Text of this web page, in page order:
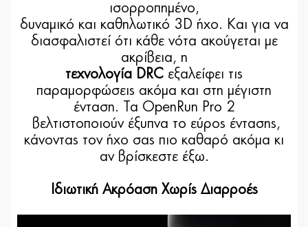
ισορροπημένο,
δυναμικό και καθηλωτικό 3D ήχο. Και για να
διασφαλιστεί ότι κάθε νότα ακούγεται με
ακρίβεια, η
τεχνολογία DRC εξαλείφει τις
παραμορφώσεις ακόμα και στη μέγιστη
ένταση. Τα OpenRun Pro 2
βελτιστοποιούν έξυπνα το εύρος έντασης,
κάνοντας τον ήχο σας πιο καθαρό ακόμα κι
αν βρίσκεστε έξω.
Ιδιωτική Ακρόαση Χωρίς Διαρροές